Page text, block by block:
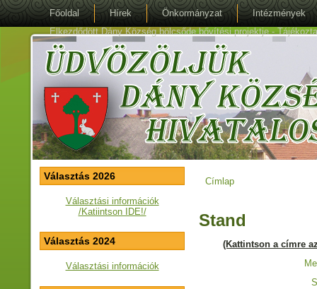
Főoldal Hírek Önkormányzat
Intézmények
Elkezdődött Dány Község bölcsőde bővítési projektje -
Választás 2026
Választási információk
/Katiintson IDE!/
Választás 2024
Választási információk
Jelenlegi hely
Címlap
Stand
(Kattintson a címre